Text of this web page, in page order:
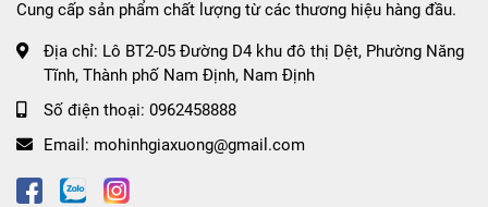
Cung cấp sản phẩm chất lượng từ các thương hiệu hàng đầu.
Địa chỉ: Lô BT2-05 Đường D4 khu đô thị Dệt, Phường Năng
Tĩnh, Thành phố Nam Định, Nam Định
Số điện thoại: 0962458888
Email: mohinhgiaxuong@gmail.com